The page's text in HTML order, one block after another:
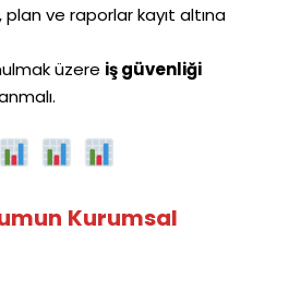
ve raporlar kayıt altına
üzere iş güvenliği
Kurumsal